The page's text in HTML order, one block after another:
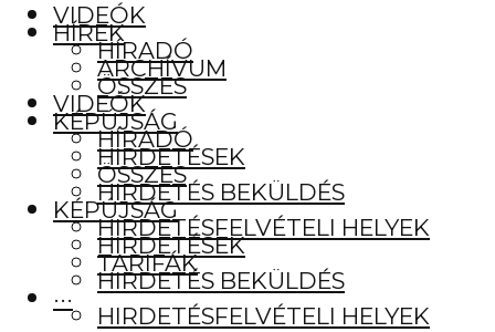
VIDEÓK
HÍRADÓ
ÖSSZES
KÉPÚJSÁG
HIRDETÉSEK
HIRDETÉS BEKÜLDÉS
HIRDETÉSFELVÉTELI HELYEK
TARIFÁK
···
HÍREK
ARCHÍVUM
VIDEÓK
HÍRADÓ
ÖSSZES
KÉPÚJSÁG
HIRDETÉSEK
HIRDETÉS BEKÜLDÉS
HIRDETÉSFELVÉTELI HELYEK